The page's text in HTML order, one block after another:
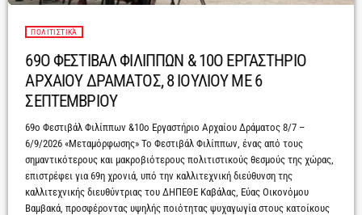
ΠΟΛΙΤΙΣΤΙΚΆ
69O ΦΕΣΤΙΒΑΛ ΦΙΛΙΠΠΩΝ & 10Ο ΕΡΓΑΣΤΗΡΙΟ
ΑΡΧΑΙΟΥ ΔΡΑΜΑΤΟΣ, 8 ΙΟΥΛΙΟΥ ΜΕ 6
ΣΕΠΤΕΜΒΡΙΟΥ
69ο Φεστιβάλ Φιλίππων &10ο Εργαστήριο Αρχαίου Δράματος 8/7 –
6/9/2026 «Μεταμόρφωσης» Το Φεστιβάλ Φιλίππων, ένας από τους
σημαντικότερους και μακροβιότερους πολιτιστικούς θεσμούς της χώρας,
επιστρέφει για 69η χρονιά, υπό την καλλιτεχνική διεύθυνση της
καλλιτεχνικής διευθύντριας του ΔΗΠΕΘΕ Καβάλας, Εύας Οικονόμου
Βαμβακά, προσφέροντας υψηλής ποιότητας ψυχαγωγία στους κατοίκους